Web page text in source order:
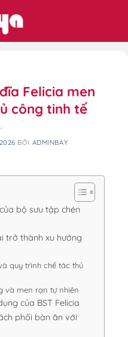
Felicia men
công tinh tế
BỞI ADMINBAY
bộ sưu tập chén
trở thành xu hướng
quy trình chế tác thủ
và men rạn tự nhiên
của BST Felicia
phối bàn ăn với